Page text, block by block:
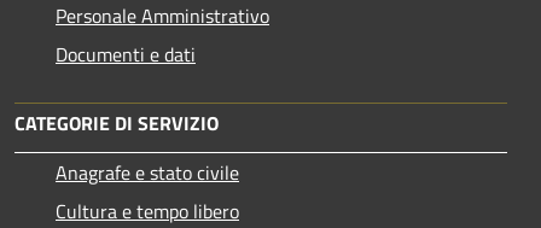
Personale Amministrativo
Documenti e dati
CATEGORIE DI SERVIZIO
Anagrafe e stato civile
Cultura e tempo libero